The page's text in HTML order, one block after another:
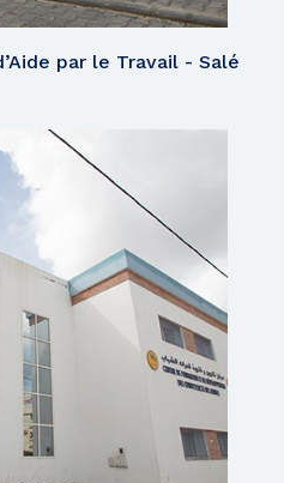
par le Travail - Salé